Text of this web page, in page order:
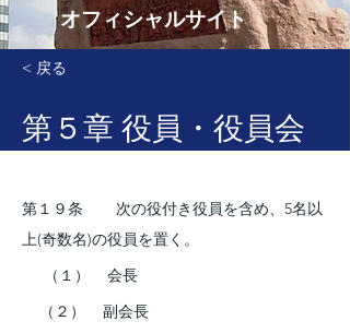
オフィシャルサイト
< 戻る
第５章 役員・役員会
第１９条    　次の役付き役員を含め、5名以
上(奇数名)の役員を置く。
（１）    会長
（２）    副会長